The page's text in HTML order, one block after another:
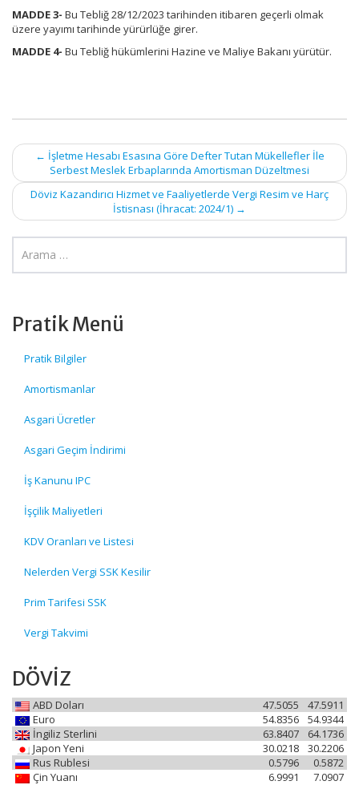
MADDE 3- Bu Tebliğ 28/12/2023 tarihinden itibaren geçerli olmak
üzere yayımı tarihinde yürürlüğe girer.
MADDE 4- Bu Tebliğ hükümlerini Hazine ve Maliye Bakanı yürütür.
Post
navigation
← İşletme Hesabı Esasına Göre Defter Tutan Mükellefler İle
Serbest Meslek Erbaplarında Amortisman Düzeltmesi
Döviz Kazandırıcı Hizmet ve Faaliyetlerde Vergi Resim ve Harç
İstisnası (İhracat: 2024/1) →
Pratik Menü
Pratik Bilgiler
Amortismanlar
Asgari Ücretler
Asgari Geçim İndirimi
İş Kanunu IPC
İşçilik Maliyetleri
KDV Oranları ve Listesi
Nelerden Vergi SSK Kesilir
Prim Tarifesi SSK
Vergi Takvimi
DÖVİZ
ABD Doları 47.5911
47.5055
Euro
54.9344
54.8356
İngiliz Sterlini
64.1736
63.8407
Japon Yeni
30.2206
30.0218
Rus Rublesi
0.5872
0.5796
Çin Yuanı
7.0907
6.9991